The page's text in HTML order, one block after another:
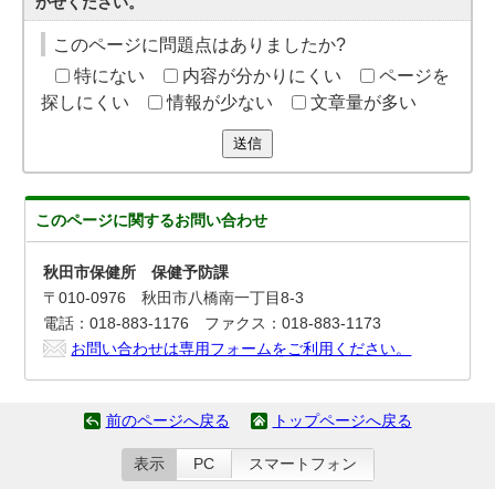
このページに問題点はありましたか?
特にない
内容が分かりにくい
ページを
探しにくい
情報が少ない 文章量が多い
送信
このページに関するお問い合わせ
秋田市保健所 保健予防課
〒010-0976 秋田市八橋南一丁目8-3
電話：018-883-1176 ファクス：018-883-1173
お問い合わせは専用フォームをご利用ください。
前のページへ戻る トップページへ戻る
表示 PC スマートフォン